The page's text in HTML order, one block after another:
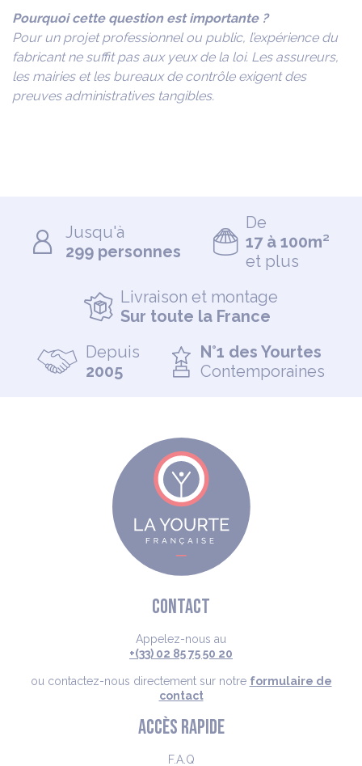
Pourquoi cette question est importante ?
Pour un projet professionnel ou public, l’expérience du
fabricant ne suffit pas aux yeux de la loi. Les assureurs,
les mairies et les bureaux de contrôle exigent des
preuves administratives tangibles.
Jusqu'à
299 personnes
De
17 à 100m²
et plus
Livraison et montage
Sur toute la France
Depuis
2005
N°1 des Yourtes
Contemporaines
CONTACT
Appelez-nous au
+(33) 02 85 75 50 20
ou contactez-nous directement sur notre formulaire de
contact
ACCÈS RAPIDE
F.A.Q